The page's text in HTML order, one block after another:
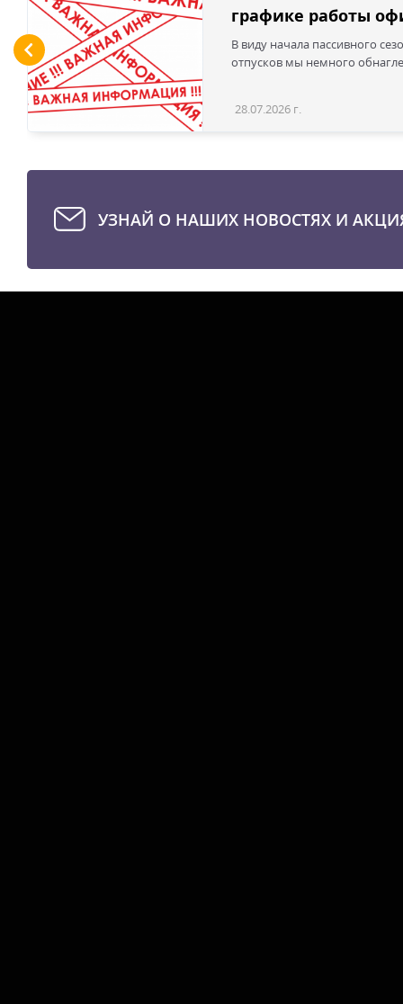
графике работы
В виду начала пассивного
отпусков мы немного
28.07.2026 г.
УЗНАЙ О НАШИХ НОВОСТЯХ И